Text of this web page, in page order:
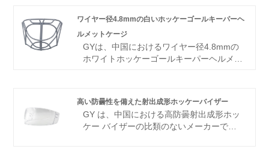
アウターシェルを誇り、比類のない耐久性
と耐衝撃性を備えています。 A3 スチール
のキャットアイ デザインを採用すること
で、ヘルメットの美的魅力が高まるだけで
たこのヘルメットは、フロアボール愛好家
に安全性とスタイルの究極の組み合わせを
提供します。
ワイヤー径4.8mmの白いホッケーゴールキーパーヘ
ルメットケージ
GYは、中国におけるワイヤー径4.8mmの
ホワイトホッケーゴールキーパーヘルメッ
ッケー ゴールキーパー ヘルメット ケージ
は高度な生産技術と設備で製造されてお
り、アスリートにとって最高レベルの品質
高い防曇性を備えた射出成形ホッケーバイザー
GY は、中国における高防曇射出成形ホッ
ケー バイザーの比類のないメーカーで